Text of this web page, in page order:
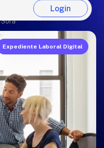
Login
Login
González
Expediente Laboral Digital